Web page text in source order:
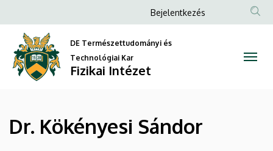
Kökényesi
Sándor
Fizikai
Intézet
a
tartalomra
Anonim
fiók
menüje
Bejelentkezés
DE Természettudományi és
Technológiai Kar
Fizikai Intézet
Dr. Kökényesi Sándor